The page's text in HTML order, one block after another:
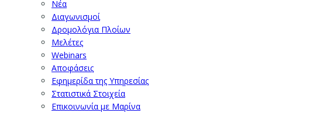
Νέα
Διαγωνισμοί
Δρομολόγια Πλοίων
Μελέτες
Webinars
Αποφάσεις
Εφημερίδα της Υπηρεσίας
Στατιστικά Στοιχεία
Επικοινωνία με Μαρίνα